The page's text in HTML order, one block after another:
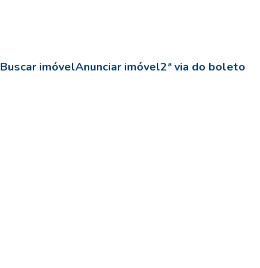
Buscar imóvelAnunciar imóvel2ª via do boleto